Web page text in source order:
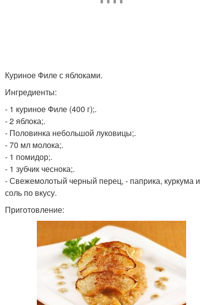
Куриное Филе с яблоками.
Ингредиенты:
- 1 куриное Филе (400 г);.
- 2 яблока;.
- Половинка небольшой луковицы;.
- 70 мл молока;.
- 1 помидор;.
- 1 зубчик чеснока;.
- Свежемолотый черный перец, - паприка, куркума и
соль по вкусу.
Приготовление: